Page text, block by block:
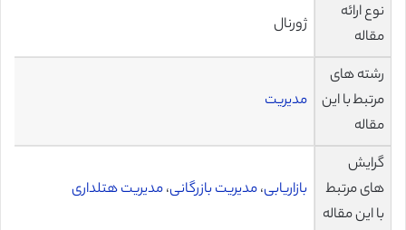
نوع ارائه
مقاله
ژورنال
رشته های
مرتبط با این
مقاله
مدیریت
گرایش
های مرتبط
با این مقاله
بازاریابی،مدیریت بازرگانی،مدیریت هتلداری